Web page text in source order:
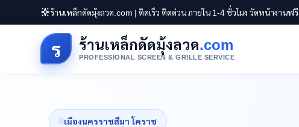
ร้านเหล็กดัดมุ้งลวด.com | ติดเร็ว ติดด่วน ภายใน 1-4 ชั่วโมง วัดหน้างานฟรี
ร ร้านเหล็กดัดมุ้งลวด.com
PROFESSIONAL SCREEN & GRILLE SERVICE
เมืองนครราชสีมา โคราช